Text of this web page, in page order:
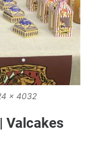
x 4032
Valcakes